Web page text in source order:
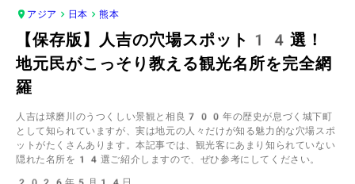
アジア 日本 熊本
【保存版】人吉の穴場スポット14選！
地元民がこっそり教える観光名所を完全網
羅
人吉は球磨川のうつくしい景観と相良700年の歴史が息づく城下町
として知られていますが、実は地元の人々だけが知る魅力的な穴場スポ
ットがたくさんあります。本記事では、観光客にあまり知られていない
隠れた名所を14選ご紹介しますので、ぜひ参考にしてください。